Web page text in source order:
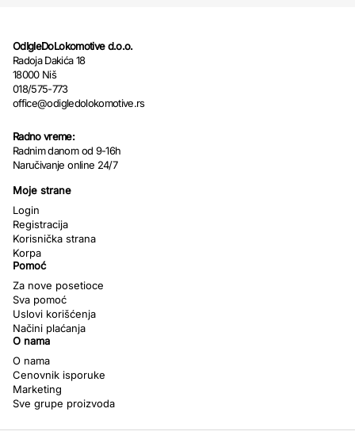
OdIgleDoLokomotive d.o.o.
Radoja Dakića 18
18000 Niš
018/575-773
office@odigledolokomotive.rs
Radno vreme:
Radnim danom od 9-16h
Naručivanje online 24/7
Moje strane
Login
Registracija
Korisnička strana
Korpa
Pomoć
Za nove posetioce
Sva pomoć
Uslovi korišćenja
Načini plaćanja
O nama
O nama
Cenovnik isporuke
Marketing
Sve grupe proizvoda